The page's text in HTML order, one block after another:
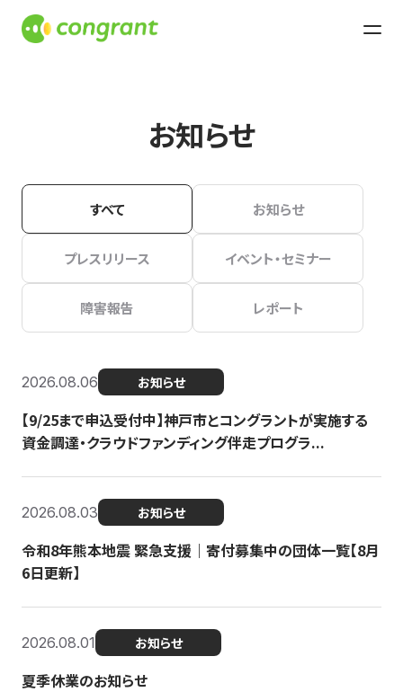
お知らせ
すべて お知らせ
プレスリリース イベント・セミナー
障害報告 レポート
2026.08.06 お知らせ
【9/25まで申込受付中】神戸市とコングラントが実施する
資金調達・クラウドファンディング伴走プログラ...
2026.08.03 お知らせ
令和8年熊本地震 緊急支援｜寄付募集中の団体一覧【8月
6日更新】
2026.08.01 お知らせ
夏季休業のお知らせ